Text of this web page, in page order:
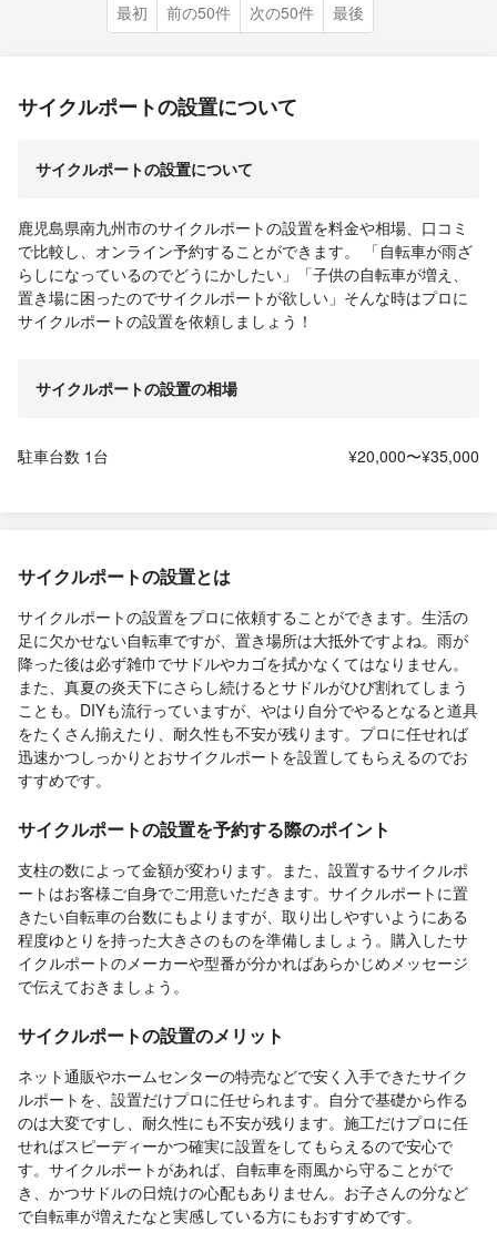
最初 前の50件 次の50件 最後
サイクルポートの設置について
サイクルポートの設置について
鹿児島県南九州市のサイクルポートの設置を料金や相場、口コミ
で比較し、オンライン予約することができます。 「自転車が雨ざ
らしになっているのでどうにかしたい」「子供の自転車が増え、
置き場に困ったのでサイクルポートが欲しい」そんな時はプロに
サイクルポートの設置を依頼しましょう！
サイクルポートの設置の相場
駐車台数 1台 ¥20,000〜¥35,000
サイクルポートの設置とは
サイクルポートの設置をプロに依頼することができます。生活の
足に欠かせない自転車ですが、置き場所は大抵外ですよね。雨が
降った後は必ず雑巾でサドルやカゴを拭かなくてはなりません。
また、真夏の炎天下にさらし続けるとサドルがひび割れてしまう
ことも。DIYも流行っていますが、やはり自分でやるとなると道具
をたくさん揃えたり、耐久性も不安が残ります。プロに任せれば
迅速かつしっかりとおサイクルポートを設置してもらえるのでお
すすめです。
サイクルポートの設置を予約する際のポイント
支柱の数によって金額が変わります。また、設置するサイクルポ
ートはお客様ご自身でご用意いただきます。サイクルポートに置
きたい自転車の台数にもよりますが、取り出しやすいようにある
程度ゆとりを持った大きさのものを準備しましょう。購入したサ
イクルポートのメーカーや型番が分かればあらかじめメッセージ
で伝えておきましょう。
サイクルポートの設置のメリット
ネット通販やホームセンターの特売などで安く入手できたサイク
ルポートを、設置だけプロに任せられます。自分で基礎から作る
のは大変ですし、耐久性にも不安が残ります。施工だけプロに任
せればスピーディーかつ確実に設置をしてもらえるので安心で
す。サイクルポートがあれば、自転車を雨風から守ることがで
き、かつサドルの日焼けの心配もありません。お子さんの分など
で自転車が増えたなと実感している方にもおすすめです。